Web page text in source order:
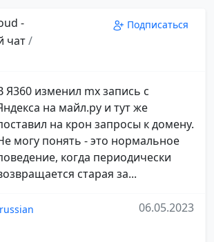
-
чат/
Подписаться
Я360 изменил mx запись с
на майл.ру и тут же
на крон запросы к домену.
могу понять - это нормальное
когда периодически
старая за...
06.05.2023